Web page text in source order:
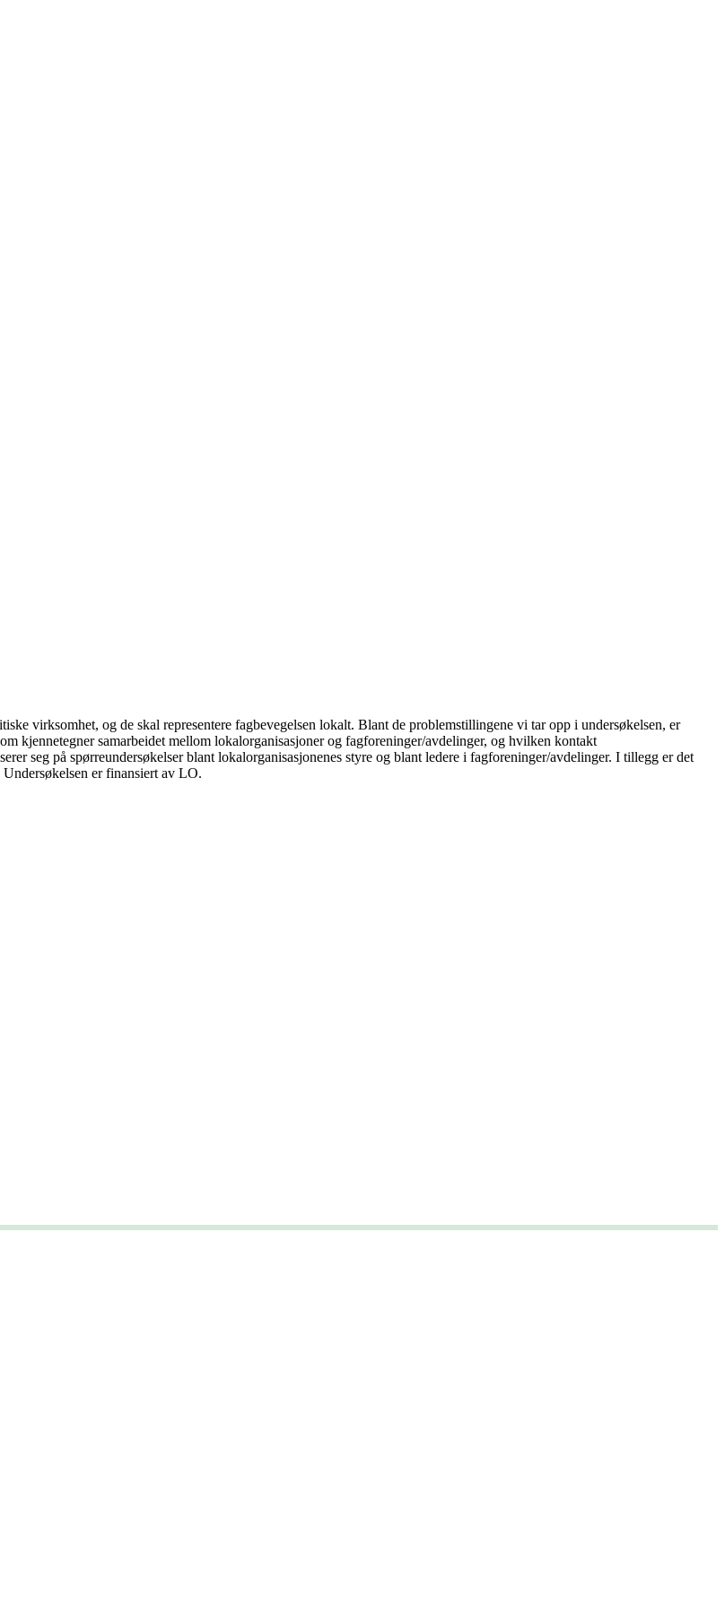
virksomhet, og de skal representere fagbevegelsen lokalt. Blant de problemstillingene vi tar opp i undersøkelsen, er
kjennetegner samarbeidet mellom lokalorganisasjoner og fagforeninger/avdelinger, og hvilken kontakt
seg på spørreundersøkelser blant lokalorganisasjonenes styre og blant ledere i fagforeninger/avdelinger. I tillegg er det
er finansiert av LO.